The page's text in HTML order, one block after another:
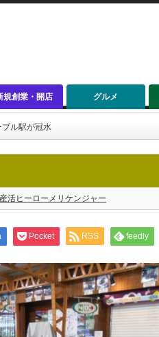
規創業・開店 グルメ
ブル駅が冠水
活ヒーローメリケンジャー
Pocket RSS feedly